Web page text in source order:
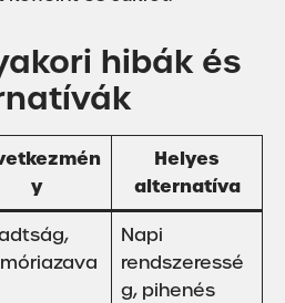
hibák és
y
Helyes
alternatíva
Napi
rendszeressé
g, pihenés